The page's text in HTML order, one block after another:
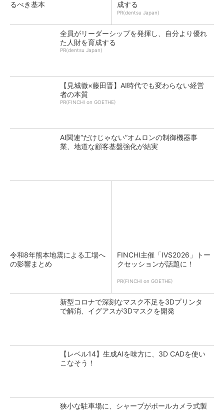
るべき基本
成する
PR(dentsu Japan)
全員がリーダーシップを発揮し、自分より優れ
た人財を育成する
PR(dentsu Japan)
【見城徹×藤田晋】AI時代でも変わらない経営
者の本質
PR(FINCHI on GOETHE)
AI関連“だけじゃない”オムロンの制御機器事
業、地道な顧客基盤強化が結実
令和8年熊本地震による工場へ
の影響まとめ
FINCHI主催「IVS2026」トー
クセッションが話題に！
PR(FINCHI on GOETHE)
新型コロナで深刻なマスク不足を3Dプリンタ
で解消、イグアスが3Dマスクを開発
【レベル14】生成AIを味方に、3D CADを使い
こなそう！
狭小な駐車場に、シャープがポールカメラ式製